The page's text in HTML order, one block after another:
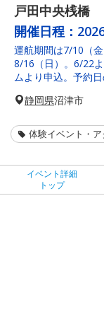
戸田中央桟橋
開催日程：
運航期間は7/10（
8/16（日）。6/22
ムより申込。予約
静岡県沼津市
体験イベント・
イベント詳細
トップ